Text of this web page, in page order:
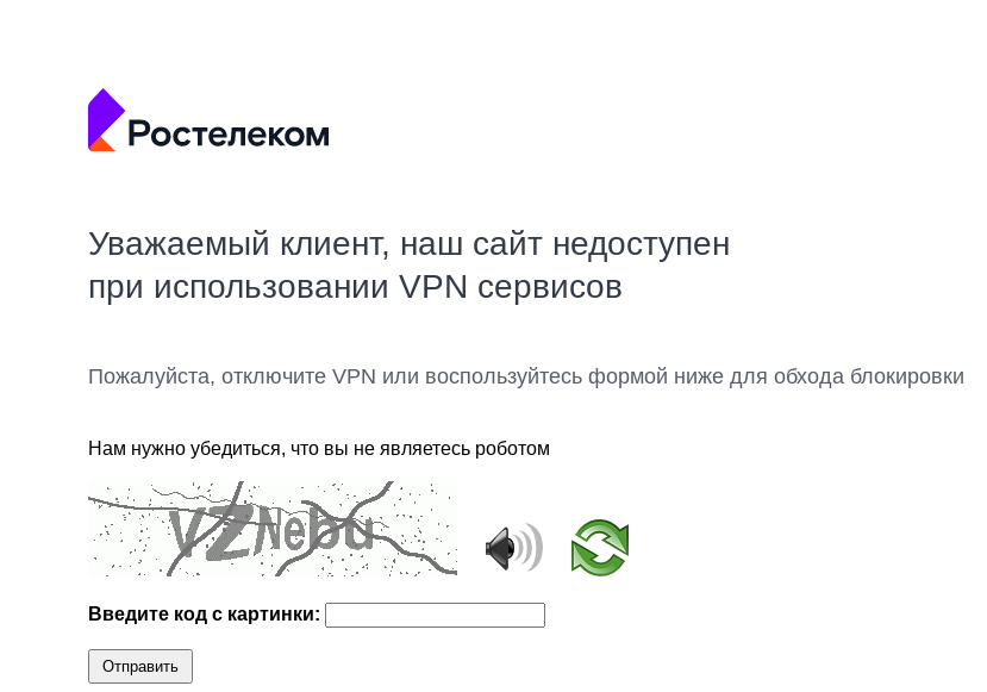
Уважаемый клиент, наш сайт недоступен
при использовании VPN сервисов
Пожалуйста, отключите VPN или воспользуйтесь формой ниже для обхода блокировки
Нам нужно убедиться, что вы не являетесь роботом
Введите код с картинки:
Отправить